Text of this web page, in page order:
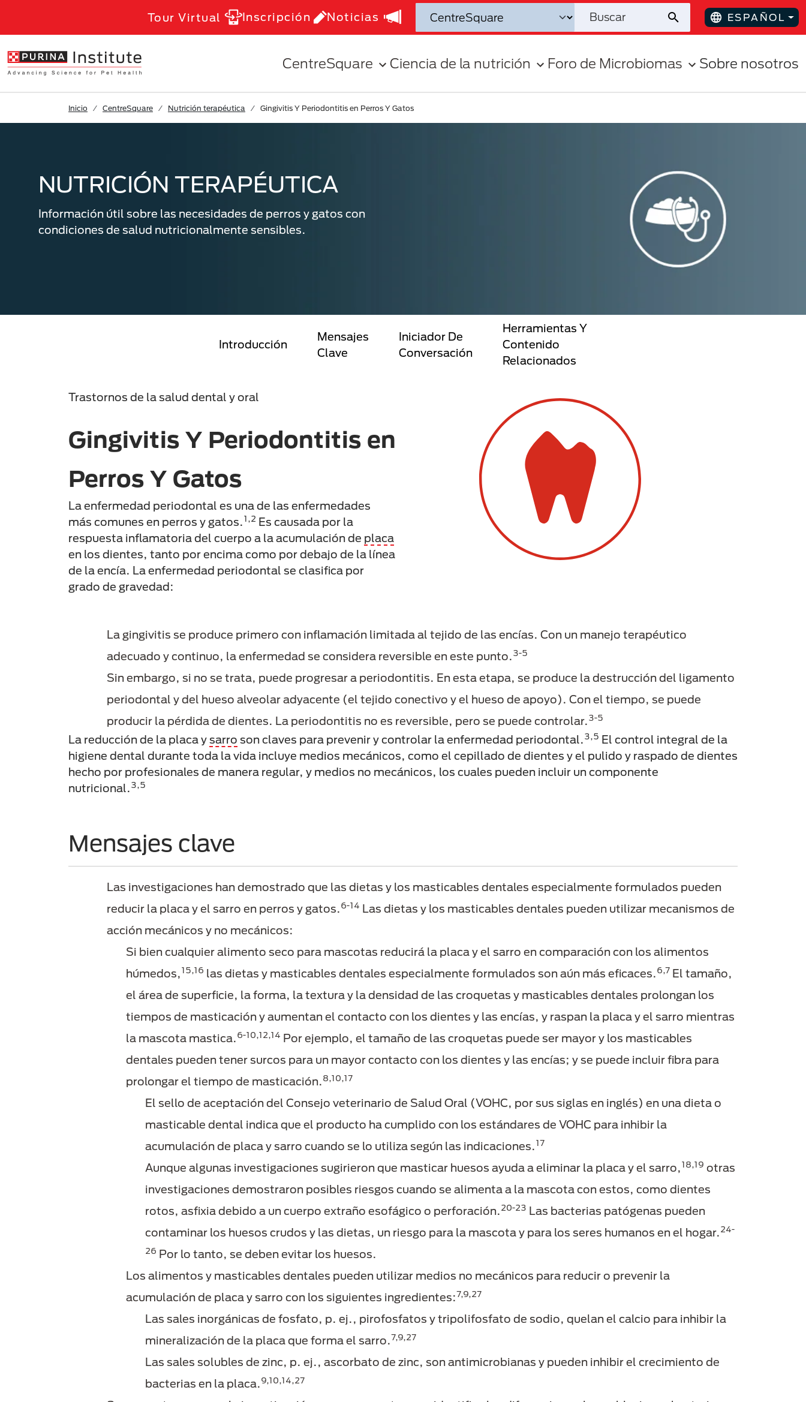
Tour Virtual Inscripción Noticias ESPAÑOL
CentreSquare Ciencia de la nutrición Foro de Microbiomas Sobre nosotros
Inicio CentreSquare Nutrición terapéutica Gingivitis Y Periodontitis en Perros Y Gatos
NUTRICIÓN TERAPÉUTICA
Información útil sobre las necesidades de perros y gatos con
condiciones de salud nutricionalmente sensibles.
Introducción
Mensajes
Clave
Iniciador De
Conversación
Herramientas Y
Contenido
Relacionados
Trastornos de la salud dental y oral
Gingivitis Y Periodontitis en
Perros Y Gatos
La enfermedad periodontal es una de las enfermedades
más comunes en perros y gatos.1,2 Es causada por la
respuesta inflamatoria del cuerpo a la acumulación de placa
en los dientes, tanto por encima como por debajo de la línea
de la encía. La enfermedad periodontal se clasifica por
grado de gravedad:
La gingivitis se produce primero con inflamación limitada al tejido de las encías. Con un manejo terapéutico
adecuado y continuo, la enfermedad se considera reversible en este punto.3-5
Sin embargo, si no se trata, puede progresar a periodontitis. En esta etapa, se produce la destrucción del ligamento
periodontal y del hueso alveolar adyacente (el tejido conectivo y el hueso de apoyo). Con el tiempo, se puede
producir la pérdida de dientes. La periodontitis no es reversible, pero se puede controlar.3-5
La reducción de la placa ysarro son claves para prevenir y controlar la enfermedad periodontal.3,5 El control integral de la
higiene dental durante toda la vida incluye medios mecánicos, como el cepillado de dientes y el pulido y raspado de dientes
hecho por profesionales de manera regular, y medios no mecánicos, los cuales pueden incluir un componente
nutricional.3,5
Mensajes clave
Las investigaciones han demostrado que las dietas y los masticables dentales especialmente formulados pueden
reducir la placa y el sarro en perros y gatos.6-14 Las dietas y los masticables dentales pueden utilizar mecanismos de
acción mecánicos y no mecánicos:
Si bien cualquier alimento seco para mascotas reducirá la placa y el sarro en comparación con los alimentos
húmedos,15,16 las dietas y masticables dentales especialmente formulados son aún más eficaces.6,7 El tamaño,
el área de superficie, la forma, la textura y la densidad de las croquetas y masticables dentales prolongan los
tiempos de masticación y aumentan el contacto con los dientes y las encías, y raspan la placa y el sarro mientras
la mascota mastica.6-10,12,14 Por ejemplo, el tamaño de las croquetas puede ser mayor y los masticables
dentales pueden tener surcos para un mayor contacto con los dientes y las encías; y se puede incluir fibra para
prolongar el tiempo de masticación.8,10,17
El sello de aceptación del Consejo veterinario de Salud Oral (VOHC, por sus siglas en inglés) en una dieta o
masticable dental indica que el producto ha cumplido con los estándares de VOHC para inhibir la
acumulación de placa y sarro cuando se lo utiliza según las indicaciones.17
Aunque algunas investigaciones sugirieron que masticar huesos ayuda a eliminar la placa y el sarro,18,19 otras
investigaciones demostraron posibles riesgos cuando se alimenta a la mascota con estos, como dientes
rotos, asfixia debido a un cuerpo extraño esofágico o perforación.20-23 Las bacterias patógenas pueden
contaminar los huesos crudos y las dietas, un riesgo para la mascota y para los seres humanos en el hogar.24-
26 Por lo tanto, se deben evitar los huesos.
Los alimentos y masticables dentales pueden utilizar medios no mecánicos para reducir o prevenir la
acumulación de placa y sarro con los siguientes ingredientes:7,9,27
Las sales inorgánicas de fosfato, p. ej., pirofosfatos y tripolifosfato de sodio, quelan el calcio para inhibir la
mineralización de la placa que forma el sarro.7,9,27
Las sales solubles de zinc, p. ej., ascorbato de zinc, son antimicrobianas y pueden inhibir el crecimiento de
bacterias en la placa.9,10,14,27